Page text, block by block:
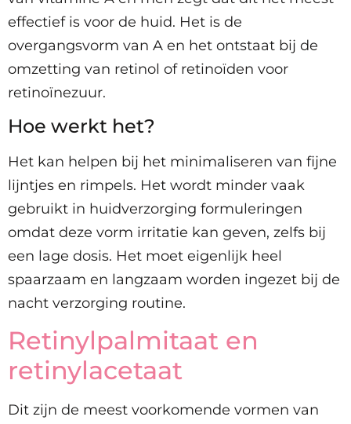
effectief is voor de huid. Het is de
overgangsvorm van A en het ontstaat bij de
omzetting van retinol of retinoïden voor
retinoïnezuur.
Hoe werkt het?
Het kan helpen bij het minimaliseren van fijne
lijntjes en rimpels. Het wordt minder vaak
gebruikt in huidverzorging formuleringen
omdat deze vorm irritatie kan geven, zelfs bij
een lage dosis. Het moet eigenlijk heel
spaarzaam en langzaam worden ingezet bij de
nacht verzorging routine.
Retinylpalmitaat en
retinylacetaat
Dit zijn de meest voorkomende vormen van